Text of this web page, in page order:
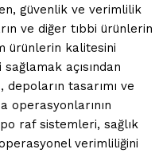
güvenlik ve verimlilik
ve diğer tıbbi ürünlerin
ürünlerin kalitesini
açısından
tasarımı ve
operasyonlarının
raf sistemleri, sağlık
verimliliğini